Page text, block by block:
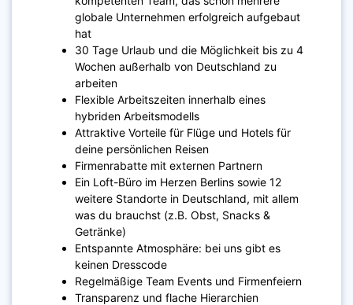
globale Unternehmen erfolgreich aufgebaut
hat
30 Tage Urlaub und die Möglichkeit bis zu 4
Wochen außerhalb von Deutschland zu
arbeiten
Flexible Arbeitszeiten innerhalb eines
hybriden Arbeitsmodells
Attraktive Vorteile für Flüge und Hotels für
deine persönlichen Reisen
Firmenrabatte mit externen Partnern
Ein Loft-Büro im Herzen Berlins sowie 12
weitere Standorte in Deutschland, mit allem
was du brauchst (z.B. Obst, Snacks &
Getränke)
Entspannte Atmosphäre: bei uns gibt es
keinen Dresscode
Regelmäßige Team Events und Firmenfeiern
Transparenz und flache Hierarchien